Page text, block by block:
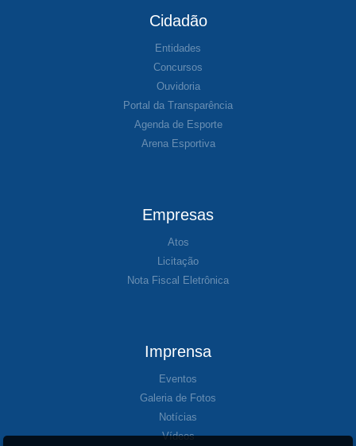
Cidadão
Entidades
Concursos
Ouvidoria
Portal da Transparência
Agenda de Esporte
Arena Esportiva
Empresas
Atos
Licitação
Nota Fiscal Eletrônica
Imprensa
Eventos
Galeria de Fotos
Notícias
Vídeos